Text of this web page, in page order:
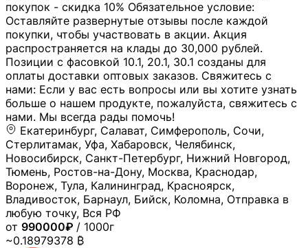
покупок - скидка 10% Обязательное условие:
Оставляйте развернутые отзывы после каждой
покупки, чтобы участвовать в акции. Акция
распространяется на клады до 30,000 рублей.
Позиции с фасовкой 10.1, 20.1, 30.1 созданы для
оплаты доставки оптовых заказов. Свяжитесь с
нами: Если у вас есть вопросы или вы хотите узнать
больше о нашем продукте, пожалуйста, свяжитесь с
нами. Мы всегда рады помочь!
Екатеринбург, Салават, Симферополь, Сочи,
Стерлитамак, Уфа, Хабаровск, Челябинск,
Новосибирск, Санкт-Петербург, Нижний Новгород,
Тюмень, Ростов-на-Дону, Москва, Краснодар,
Воронеж, Тула, Калининград, Красноярск,
Владивосток, Барнаул, Бийск, Коломна, Отправка в
любую точку, Вся РФ
от 990000₽ / 1000г
~0.18979378 ₿